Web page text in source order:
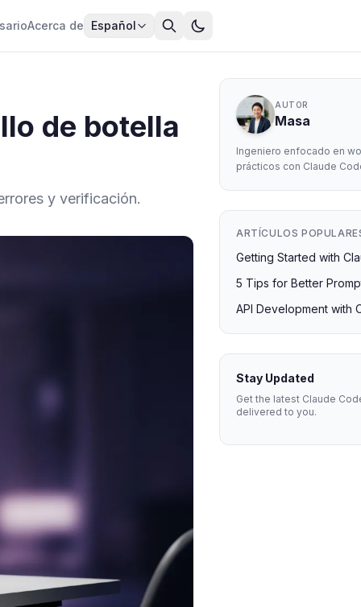
Acerca de Español
de botella
y verificación.
AUTOR
Masa
Ingeniero enfocado en
prácticos con Claude
ARTÍCULOS
Getting Started with
5 Tips for Better
API Development with
Stay Updated
Get the latest Claude
delivered to you.